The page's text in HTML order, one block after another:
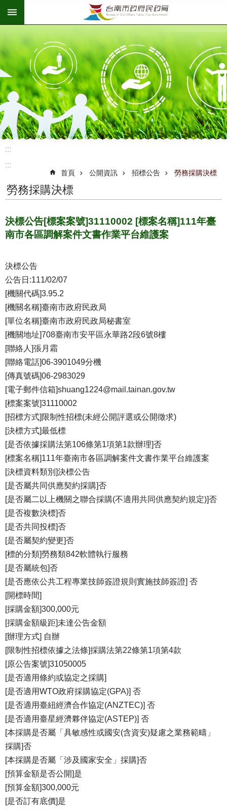
跳到主要內容區塊
:::
:::
首頁 公開資訊 招標公告 勞務採購決標
勞務採購決標
決標公告[標案案號]31110002 [標案名稱]111年臺
南市各區調解案件文書作業平台維護案
決標公告
公告日:111/02/07
[機關代碼]3.95.2
[機關名稱]臺南市政府民政局
[單位名稱]臺南市政府民政局秘書室
[機關地址]708臺南市安平區永華路2段6號8樓
[聯絡人]張月霜
[聯絡電話]06-3901049分機
[傳真號碼]06-2983029
[電子郵件信箱]shuang1224@mail.tainan.gov.tw
[標案案號]31110002
[招標方式]限制性招標(未經公開評選或公開徵求)
[決標方式]最低標
[是否依據採購法第106條第1項第1款辦理]否
[標案名稱]111年臺南市各區調解案件文書作業平台維護案
[決標資料類別]決標公告
[是否屬共同供應契約採購]否
[是否屬二以上機關之聯合採購(不適用共同供應契約規定)]否
[是否複數決標]否
[是否共同投標]否
[是否屬契約變更]否
[標的分類]勞務類842軟體執行服務
[是否屬統包]否
[是否應依公共工程專業技師簽證規則實施技師簽證] 否
[開標時間]
[採購金額]300,000元
[採購金額級距]未達公告金額
[辦理方式] 自辦
[限制性招標依據之法條]採購法第22條第1項第4款
[原公告案號]31050005
[是否適用條約或協定之採購]
[是否適用WTO政府採購協定(GPA)] 否
[是否適用臺紐經濟合作協定(ANZTEC)] 否
[是否適用臺星經濟夥伴協定(ASTEP)] 否
[本採購是否屬「具敏感性或國安(含資安)疑慮之業務範疇」
採購]否
[本採購是否屬「涉及國家安全」採購]否
[預算金額是否公開]是
[預算金額]300,000元
[是否訂有底價]是